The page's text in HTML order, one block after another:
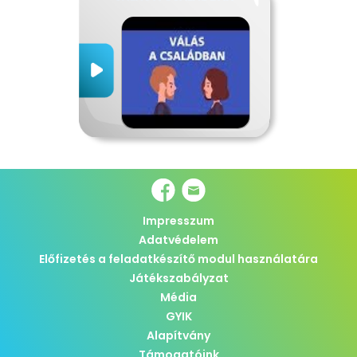
Impresszum
Adatvédelem
Előfizetés a feladatkészítő modul használatára
Játékszabályzat
Média
GYIK
Alapítvány